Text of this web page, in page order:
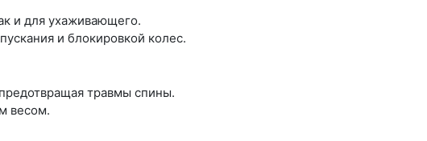
и для ухаживающего.
и блокировкой колес.
травмы спины.
весом.